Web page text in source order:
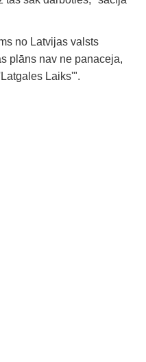
no Latvijas valsts
plāns nav ne panaceja,
Laiks'".